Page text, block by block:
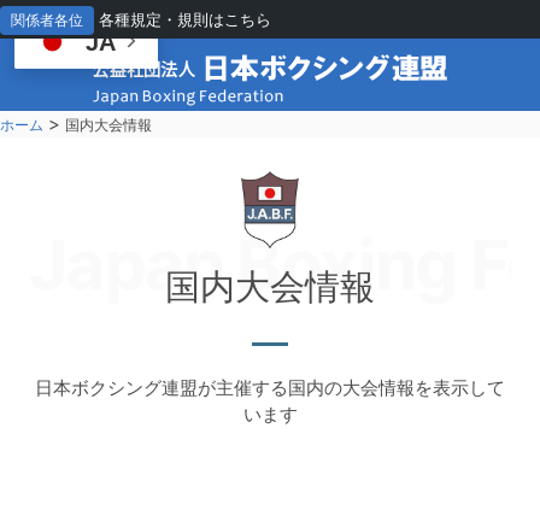
関係者各位 各種規定・規則はこちら
ホーム > 国内大会情報
Japan Boxing
国内大会情報
日本ボクシング連盟が主催する国内の大会情報を表示して
います
JA